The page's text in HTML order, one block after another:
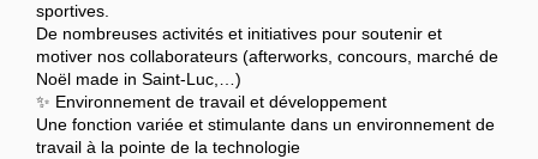
sportives.
De nombreuses activités et initiatives pour soutenir et
motiver nos collaborateurs (afterworks, concours, marché de
Noël made in Saint-Luc,…)
✨ Environnement de travail et développement
Une fonction variée et stimulante dans un environnement de
travail à la pointe de la technologie